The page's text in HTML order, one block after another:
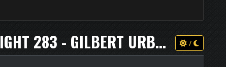
- GILBERT URBINA VS. VLASTO CEPO /